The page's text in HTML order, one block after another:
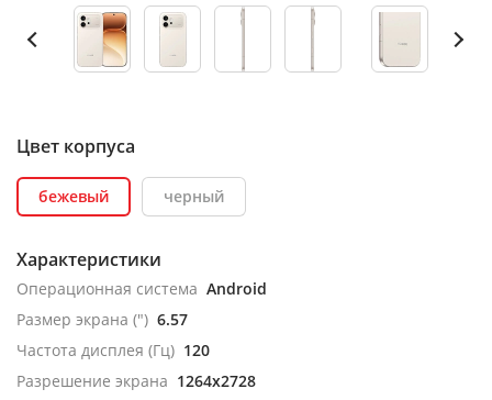
Цвет корпуса
бежевый черный
Характеристики
Операционная система Android
Размер экрана (") 6.57
Частота дисплея (Гц) 120
Разрешение экрана 1264x2728